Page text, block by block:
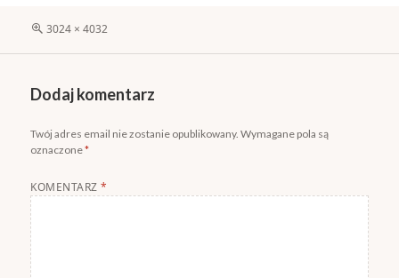
Pełny
3024 × 4032
Dodaj komentarz
Twój adres email nie zostanie opublikowany. Wymagane pola są
oznaczone*
KOMENTARZ*